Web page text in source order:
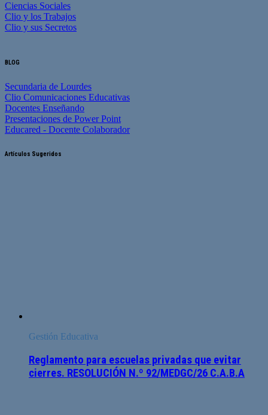
Ciencias Sociales
Clio y los Trabajos
Clio y sus Secretos
BLOG
Secundaria de Lourdes
Clio Comunicaciones Educativas
Docentes Enseñando
Presentaciones de Power Point
Educared - Docente Colaborador
Artículos Sugeridos
Gestión Educativa
Reglamento para escuelas privadas que evitar
cierres. RESOLUCIÓN N.º 92/MEDGC/26 C.A.B.A